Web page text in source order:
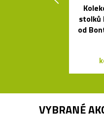
stolků
od
VYBRANÉ